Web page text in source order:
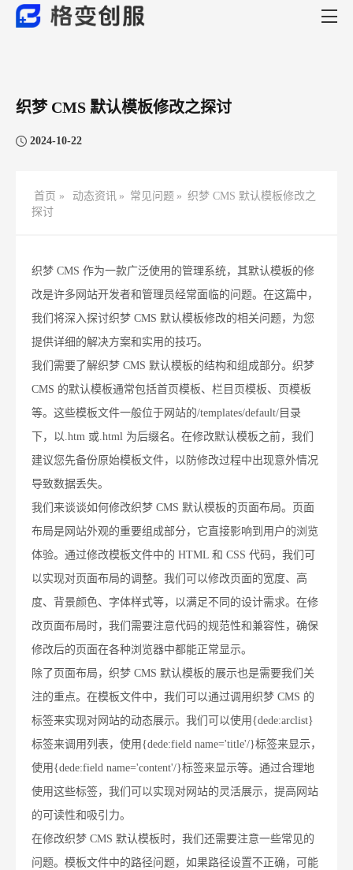
织梦 CMS 默认模板修改之探讨
2024-10-22
首页 » 动态资讯 » 常见问题 » 织梦 CMS 默认模板修改之
探讨
织梦 CMS 作为一款广泛使用的管理系统，其默认模板的修
改是许多网站开发者和管理员经常面临的问题。在这篇中，
我们将深入探讨织梦 CMS 默认模板修改的相关问题，为您
提供详细的解决方案和实用的技巧。
我们需要了解织梦 CMS 默认模板的结构和组成部分。织梦
CMS 的默认模板通常包括首页模板、栏目页模板、页模板
等。这些模板文件一般位于网站的/templates/default/目录
下，以.htm 或.html 为后缀名。在修改默认模板之前，我们
建议您先备份原始模板文件，以防修改过程中出现意外情况
导致数据丢失。
我们来谈谈如何修改织梦 CMS 默认模板的页面布局。页面
布局是网站外观的重要组成部分，它直接影响到用户的浏览
体验。通过修改模板文件中的 HTML 和 CSS 代码，我们可
以实现对页面布局的调整。我们可以修改页面的宽度、高
度、背景颜色、字体样式等，以满足不同的设计需求。在修
改页面布局时，我们需要注意代码的规范性和兼容性，确保
修改后的页面在各种浏览器中都能正常显示。
除了页面布局，织梦 CMS 默认模板的展示也是需要我们关
注的重点。在模板文件中，我们可以通过调用织梦 CMS 的
标签来实现对网站的动态展示。我们可以使用{dede:arclist}
标签来调用列表，使用{dede:field name='title'/}标签来显示，
使用{dede:field name='content'/}标签来显示等。通过合理地
使用这些标签，我们可以实现对网站的灵活展示，提高网站
的可读性和吸引力。
在修改织梦 CMS 默认模板时，我们还需要注意一些常见的
问题。模板文件中的路径问题，如果路径设置不正确，可能